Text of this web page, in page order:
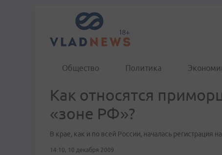
Общество Политика
Как относятся
«зоне РФ»?
В крае, как и по всей России, началась регистрация
14:10, 10 декабря 2009